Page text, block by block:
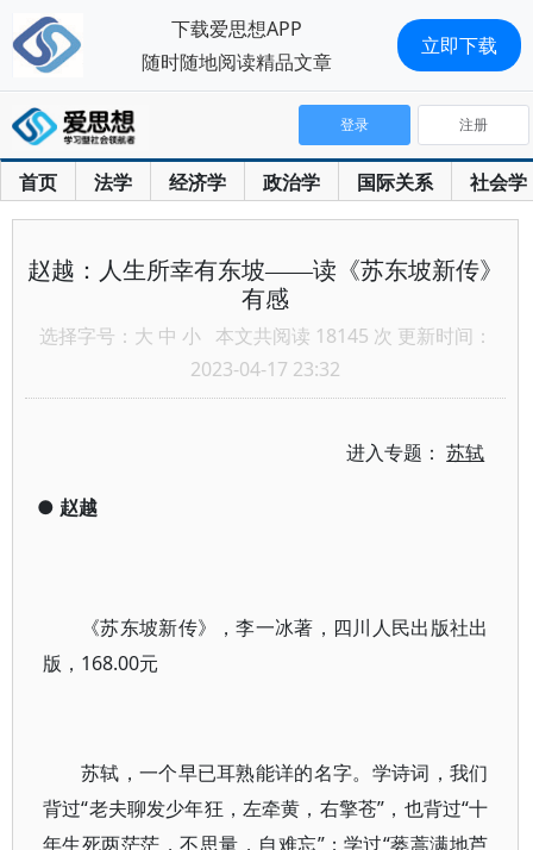
首页 法学 经济学 政治学 国际关系 社会学
登录 注册
赵越：人生所幸有东坡——读《苏东坡新传》
有感
选择字号： 大 中 小 本文共阅读 18145 次 更新时间：
2023-04-17 23:32
进入专题：苏轼
● 赵越
《苏东坡新传》，李一冰著，四川人民出版社出
版，168.00元
苏轼，一个早已耳熟能详的名字。学诗词，我们
背过“老夫聊发少年狂，左牵黄，右擎苍”，也背过“十
年生死两茫茫，不思量，自难忘”；学过“蒌蒿满地芦
下载爱思想APP
随时随地阅读精品文章
立即下载